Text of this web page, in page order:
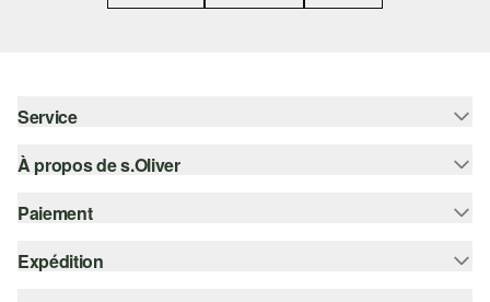
Service
Aide - FAQ
Guide des tailles
À propos de s.Oliver
S'abonner à la Newsletter
s.Oliver Card
Paiement
Carte de crédit
Expédition